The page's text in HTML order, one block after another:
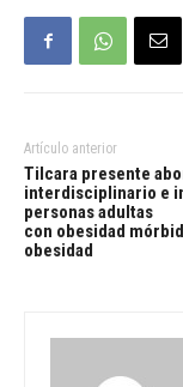
Artículo anterior
Tilcara presente
interdisciplinario e
personas adultas
con obesidad
obesidad